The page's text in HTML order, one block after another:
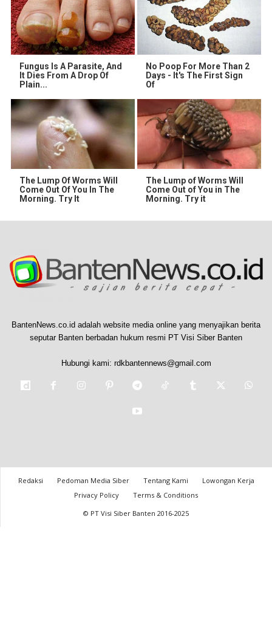
Fungus Is A Parasite, And
It Dies From A Drop Of
Plain...
No Poop For More Than 2
Days - It's The First Sign
Of
The Lump Of Worms Will
Come Out Of You In The
Morning. Try It
The Lump of Worms Will
Come Out of You in The
Morning. Try it
BantenNews.co.id adalah website media online yang menyajikan berita
seputar Banten berbadan hukum resmi PT Visi Siber Banten
Hubungi kami: rdkbantennews@gmail.com
Redaksi Pedoman Media Siber Tentang Kami
Lowongan Kerja
Privacy Policy
Terms & Conditions
© PT Visi Siber Banten 2016-2025